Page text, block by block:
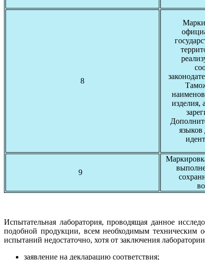
8
изделия,
языков
9
Испытательная лаборатория, проводящая данное
подобной продукции, всем необходимым техническим
испытаний недостаточно, хотя от заключения
заявление на декларацию соответствия;